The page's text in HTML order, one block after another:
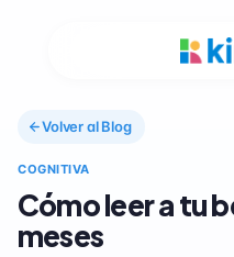
Volver al Blog
COGNITIVA
Cómo leer a tu
meses